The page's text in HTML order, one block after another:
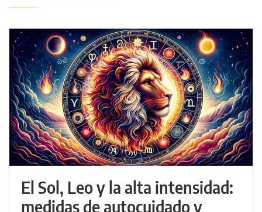
El Sol, Leo y la alta intensidad:
medidas de autocuidado y